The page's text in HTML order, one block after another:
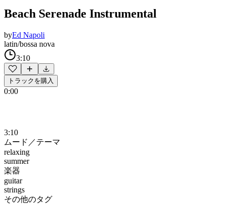
Beach Serenade Instrumental
byEd Napoli
latin/bossa nova
3:10
トラックを購入
0:00
3:10
ムード／テーマ
relaxing
summer
楽器
guitar
strings
その他のタグ